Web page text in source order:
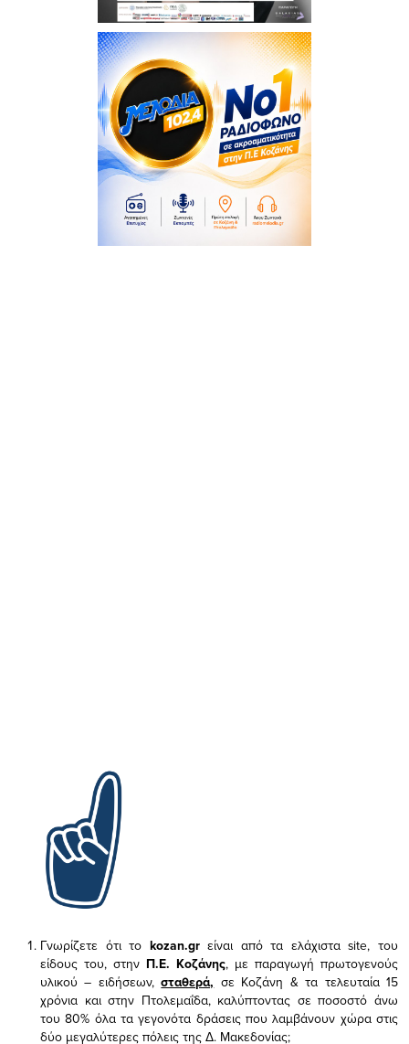
Γνωρίζετε ότι το kozan.gr είναι από τα ελάχισταsite, του
είδους του, στην Π.Ε. Κοζάνης, με παραγωγή πρωτογενούς
υλικού – ειδήσεων,σταθερά, σε Κοζάνη & τα τελευταία 15
χρόνια και στην Πτολεμαΐδα, καλύπτοντας σε ποσοστό άνω
του 80% όλα τα γεγονότα δράσεις που λαμβάνουν χώρα στις
δύο μεγαλύτερες πόλεις της Δ. Μακεδονίας;